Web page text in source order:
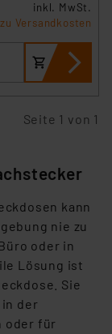
wird. So
ohne dass
stützt
der
inkl. MwSt.
Versandkosten
Seite 1 von 1
kann
nie zu
oder in
Lösung ist
Sie
der
oder für